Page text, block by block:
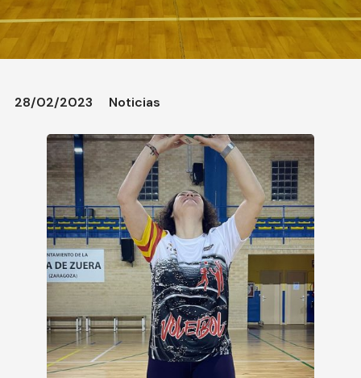
28/02/2023 Noticias